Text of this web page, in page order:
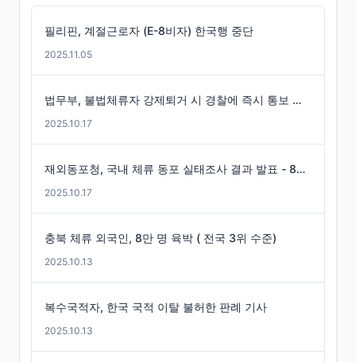
필리핀, 계절근로자 (E-8비자) 한국행 중단
2025.11.05
법무부, 불법체류자 강제퇴거 시 경찰에 즉시 통보 제도 마련
2025.10.17
재외동포청, 국내 체류 동포 실태조사 결과 발표 - 86만 명 체류 통계 발표
2025.10.17
충북 체류 외국인, 8만 명 육박 ( 전국 3위 수준)
2025.10.13
복수국적자, 한국 국적 이탈 불허한 판례 기사
2025.10.13